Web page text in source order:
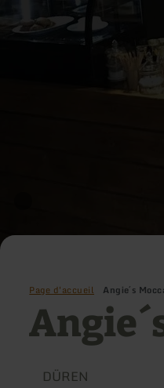
Page d'accueil Angie´s
DÜREN